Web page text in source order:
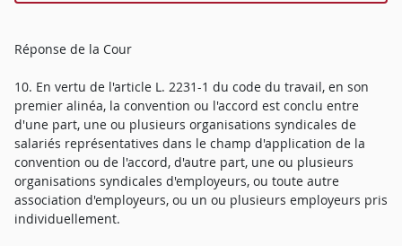
Réponse de la Cour
10. En vertu de l'article L. 2231-1 du code du travail, en son
premier alinéa, la convention ou l'accord est conclu entre
d'une part, une ou plusieurs organisations syndicales de
salariés représentatives dans le champ d'application de la
convention ou de l'accord, d'autre part, une ou plusieurs
organisations syndicales d'employeurs, ou toute autre
association d'employeurs, ou un ou plusieurs employeurs pris
individuellement.